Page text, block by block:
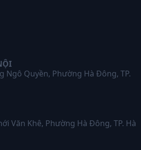
Ngô Quyền, Phường Hà Đông, TP.
Văn Khê, Phường Hà Đông, TP. Hà